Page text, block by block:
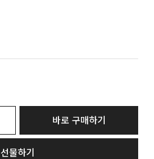
바로 구매하기
선물하기